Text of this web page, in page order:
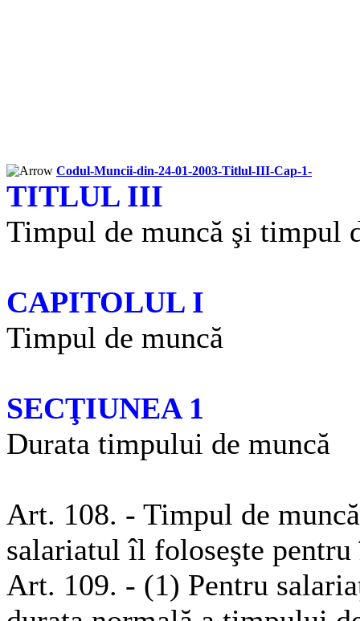
Codul-Muncii-din-24-01-2003-Titlul-III-Cap-1-
TITLUL III
Timpul de muncă şi timpul
CAPITOLUL I
Timpul de muncă
SECŢIUNEA 1
Durata timpului de muncă
Art. 108. - Timpul de
salariatul îl foloseşte
Art. 109. - (1) Pentru